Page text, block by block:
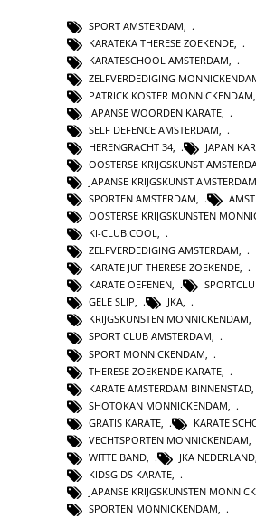
SPORT AMSTERDAM,
KARATEKA THERESE ZOEKENDE,
KARATESCHOOL AMSTERDAM,
ZELFVERDEDIGING
PATRICK KOSTER MONNICKENDAM
JAPANSE WOORDEN KARATE
SELF DEFENCE AMSTERDAM
HERENGRACHT 34
JAPAN
OOSTERSE KRIJGSKUNST
JAPANSE KRIJGSKUNST AMSTERDAM
SPORTEN AMSTERDAM
OOSTERSE KRIJGSKUNSTEN
KI-CLUB.COOL,
ZELFVERDEDIGING AMSTERDAM,
KARATE JUF THERESE ZOEKENDE,
KARATE OEFENEN,
GELE SLIP, JKA,
KRIJGSKUNSTEN MONNICKENDAM,
SPORT CLUB AMSTERDAM,
SPORT MONNICKENDAM
THERESE ZOEKENDE KARATE
KARATE AMSTERDAM BINNENSTAD
SHOTOKAN MONNICKENDAM
GRATIS KARATE
KARATE
VECHTSPORTEN MONNICKENDAM
WITTE BAND
JKA NEDERLAND
KIDSGIDS KARATE
JAPANSE KRIJGSKUNSTEN
SPORTEN MONNICKENDAM,